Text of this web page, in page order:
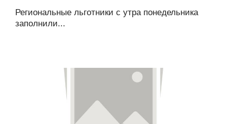
Региональные льготники с утра понедельника
заполнили...